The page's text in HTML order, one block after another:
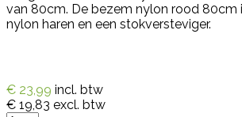
van 80cm. De bezem nylon rood 80cm
nylon haren en een stokversteviger.
€ 23,99 incl. btw
€ 19,83 excl. btw